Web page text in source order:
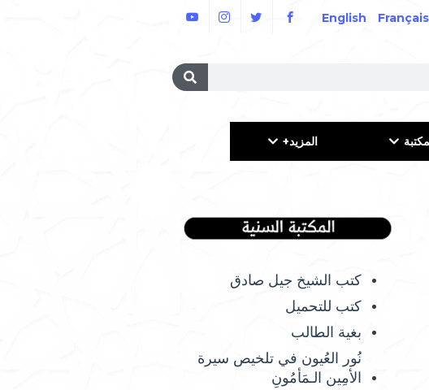
Français
English
المزيد+
كتب الشيخ جيل صادق
كتب للتحميل
بغية الطالب
نُور العُيون في تلخيص سيرة
الأمِين الـمَأمُونِ